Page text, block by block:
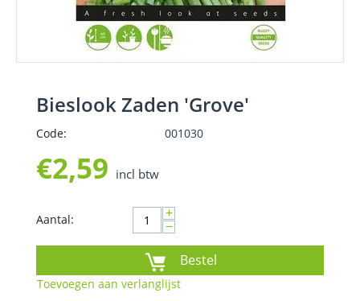
Bieslook Zaden 'Grove'
Code: 001030
€2,59 incl btw
Aantal: +
−
Bestel
Toevoegen aan verlanglijst